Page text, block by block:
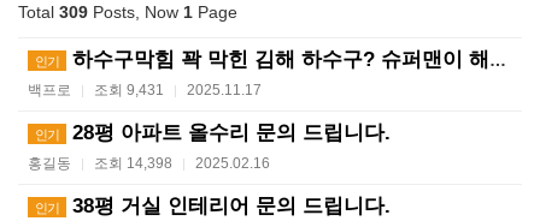
Total 309 Posts, Now 1 Page
인기 하수구막힘 꽉 막힌 김해 하수구? 슈퍼맨이 해결사! ?…
백프로 | 조회 9,431 | 2025.11.17
인기 28평 아파트 올수리 문의 드립니다.
홍길동 | 조회 14,398 | 2025.02.16
인기 38평 거실 인테리어 문의 드립니다.